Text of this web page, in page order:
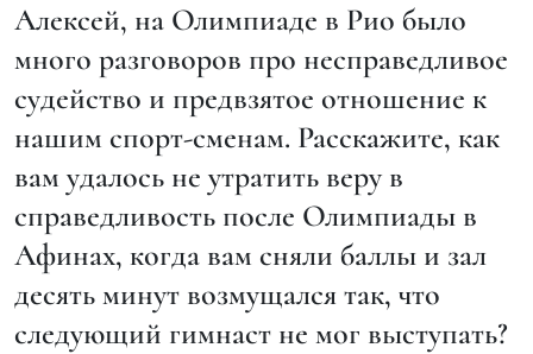
Алексей, на Олимпиаде в Рио было
много разговоров про несправедливое
судейство и предвзятое отношение к
нашим спорт-сменам. Расскажите, как
вам удалось не утратить веру в
справедливость после Олимпиады в
Афинах, когда вам сняли баллы и зал
десять минут возмущался так, что
следующий гимнаст не мог выступать?